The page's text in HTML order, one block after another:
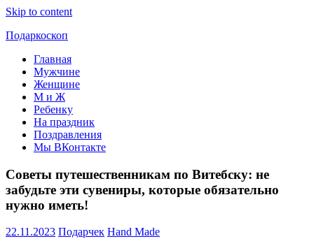
Skip to content
Подаркоскоп
Поможем
выбрать
подарить
Главная
Мужчине
Женщине
М и Ж
Ребенку
На праздник
Поздравления
Мы ВКонтакте
Советы путешественникам по Витебску: не
забудьте эти сувениры, которые обязательно
нужно иметь!
22.11.2023 Подарчек Hand Made